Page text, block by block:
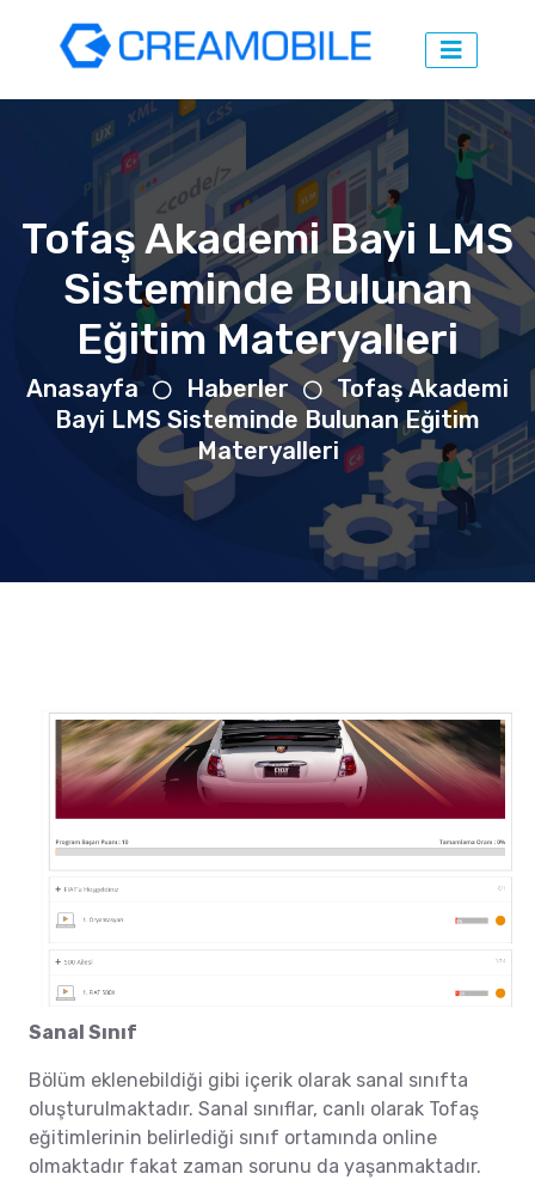
Tofaş Akademi Bayi LMS
Sisteminde Bulunan
Eğitim Materyalleri
Anasayfa Haberler
Tofaş Akademi
Bayi LMS Sisteminde Bulunan Eğitim
Materyalleri
Sanal Sınıf
Bölüm eklenebildiği gibi içerik olarak sanal sınıfta
oluşturulmaktadır. Sanal sınıflar, canlı olarak Tofaş
eğitimlerinin belirlediği sınıf ortamında online
olmaktadır fakat zaman sorunu da yaşanmaktadır.